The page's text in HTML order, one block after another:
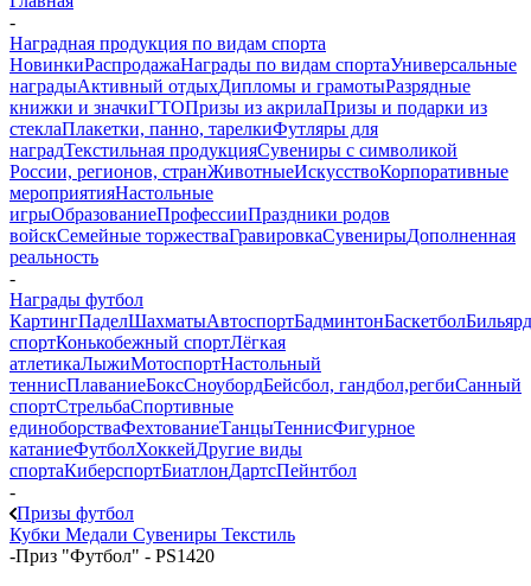
-
Наградная продукция по видам спорта
НовинкиРаспродажаНаграды по видам спортаУниверсальные
наградыАктивный отдыхДипломы и грамотыРазрядные
книжки и значкиГТОПризы из акрилаПризы и подарки из
стеклаПлакетки, панно, тарелкиФутляры для
наградТекстильная продукцияСувениры с символикой
России, регионов, странЖивотныеИскусствоКорпоративные
мероприятияНастольные
игрыОбразованиеПрофессииПраздники родов
войскСемейные торжестваГравировкаСувенирыДополненная
реальность
-
Награды футбол
КартингПаделШахматыАвтоспортБадминтонБаскетболБильярд
спортКонькобежный спортЛёгкая
атлетикаЛыжиМотоспортНастольный
теннисПлаваниеБоксСноубордБейсбол, гандбол,регбиСанный
спортСтрельбаСпортивные
единоборстваФехтованиеТанцыТеннисФигурное
катаниеФутболХоккейДругие виды
спортаКиберспортБиатлонДартсПейнтбол
-
Призы футбол
Кубки Медали Сувениры Текстиль
-Приз "Футбол" - PS1420